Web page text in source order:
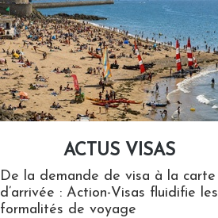
ACTUS VISAS
De la demande de visa à la carte
d’arrivée : Action-Visas fluidifie les
formalités de voyage